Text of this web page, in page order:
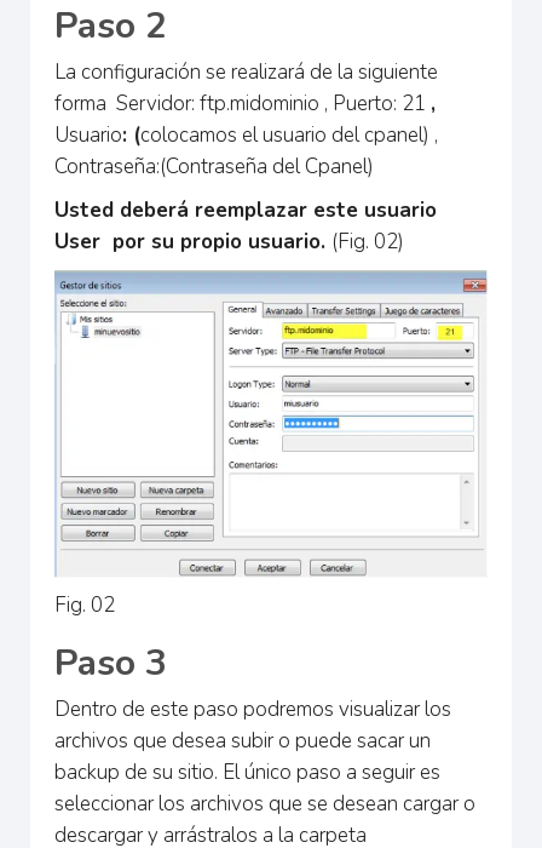
Paso 2
La configuración se realizará de la siguiente
forma Servidor: ftp.midominio , Puerto: 21 ,
Usuario: (colocamos el usuario del cpanel) ,
Contraseña:(Contraseña del Cpanel)
Usted deberá reemplazar este usuario
User por su propio usuario. (Fig. 02)
Fig. 02
Paso 3
Dentro de este paso podremos visualizar los
archivos que desea subir o puede sacar un
backup de su sitio. El único paso a seguir es
seleccionar los archivos que se desean cargar o
descargar y arrástralos a la carpeta